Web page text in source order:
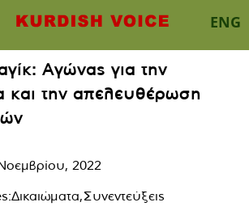
ENG
Αγώνας για την
και την απελευθέρωση
2022
Δικαιώματα,Συνεντεύξεις